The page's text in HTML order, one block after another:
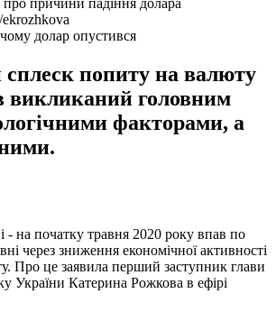
долар опустився
попиту на валюту
викликаний головним
факторами, а
- на початку травня 2020 року впав по
через зниження економічної активності
Про це заявила перший заступник глави
України Катерина Рожкова в ефірі